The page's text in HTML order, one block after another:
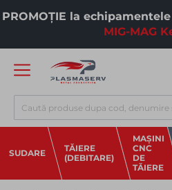
PROMOȚIE la
MIG-MAG
SUDARE
TĂIERE
(DEBITARE)
MAȘINI
CNC
DE
TĂIERE